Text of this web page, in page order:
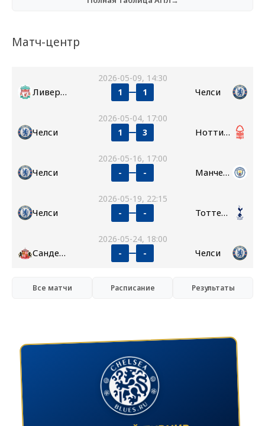
Матч-центр
2026-05-09, 14:30
Ливерпуль 1 1 Челси
2026-05-04, 17:00
Челси 1 3 Ноттингем Форест
2026-05-16, 17:00
Челси - - Манчестер Сити
2026-05-19, 22:15
Челси - - Тоттенхэм
2026-05-24, 18:00
Сандерленд - - Челси
Все матчи Расписание Результаты